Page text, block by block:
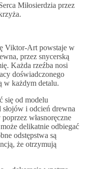
Miłosierdzia przez
Viktor-Art powstaje w
przez snycerską
Każda rzeźba nosi
doświadczonego
w każdym detalu.
się od modelu
i odcień drewna
własnoręczne
delikatnie odbiegać
odstępstwa są
że otrzymują